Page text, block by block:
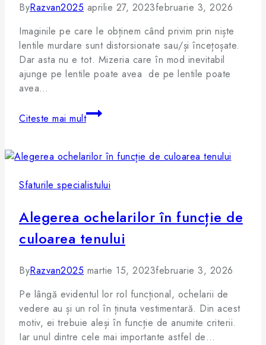
ByRazvan2025 aprilie 27, 2023februarie 3, 2026
Imaginile pe care le obținem când privim prin niște
lentile murdare sunt distorsionate sau/și încețoșate.
Dar asta nu e tot. Mizeria care în mod inevitabil
ajunge pe lentile poate avea de pe lentile poate
avea…
Citeste mai mult
Sfaturile specialistului
Alegerea ochelarilor în funcție de
culoarea tenului
ByRazvan2025 martie 15, 2023februarie 3, 2026
Pe lângă evidentul lor rol funcțional, ochelarii de
vedere au și un rol în ținuta vestimentară. Din acest
motiv, ei trebuie aleși în funcție de anumite criterii.
Iar unul dintre cele mai importante astfel de…